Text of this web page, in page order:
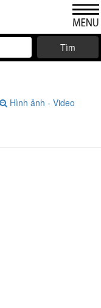
Tìm
Hình ảnh - Video